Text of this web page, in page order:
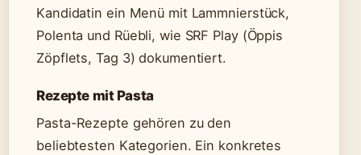
Kandidatin ein Menü mit Lammnierstück,
Polenta und Rüebli, wie SRF Play (Öppis
Zöpflets, Tag 3) dokumentiert.
Rezepte mit Pasta
Pasta-Rezepte gehören zu den
beliebtesten Kategorien. Ein konkretes